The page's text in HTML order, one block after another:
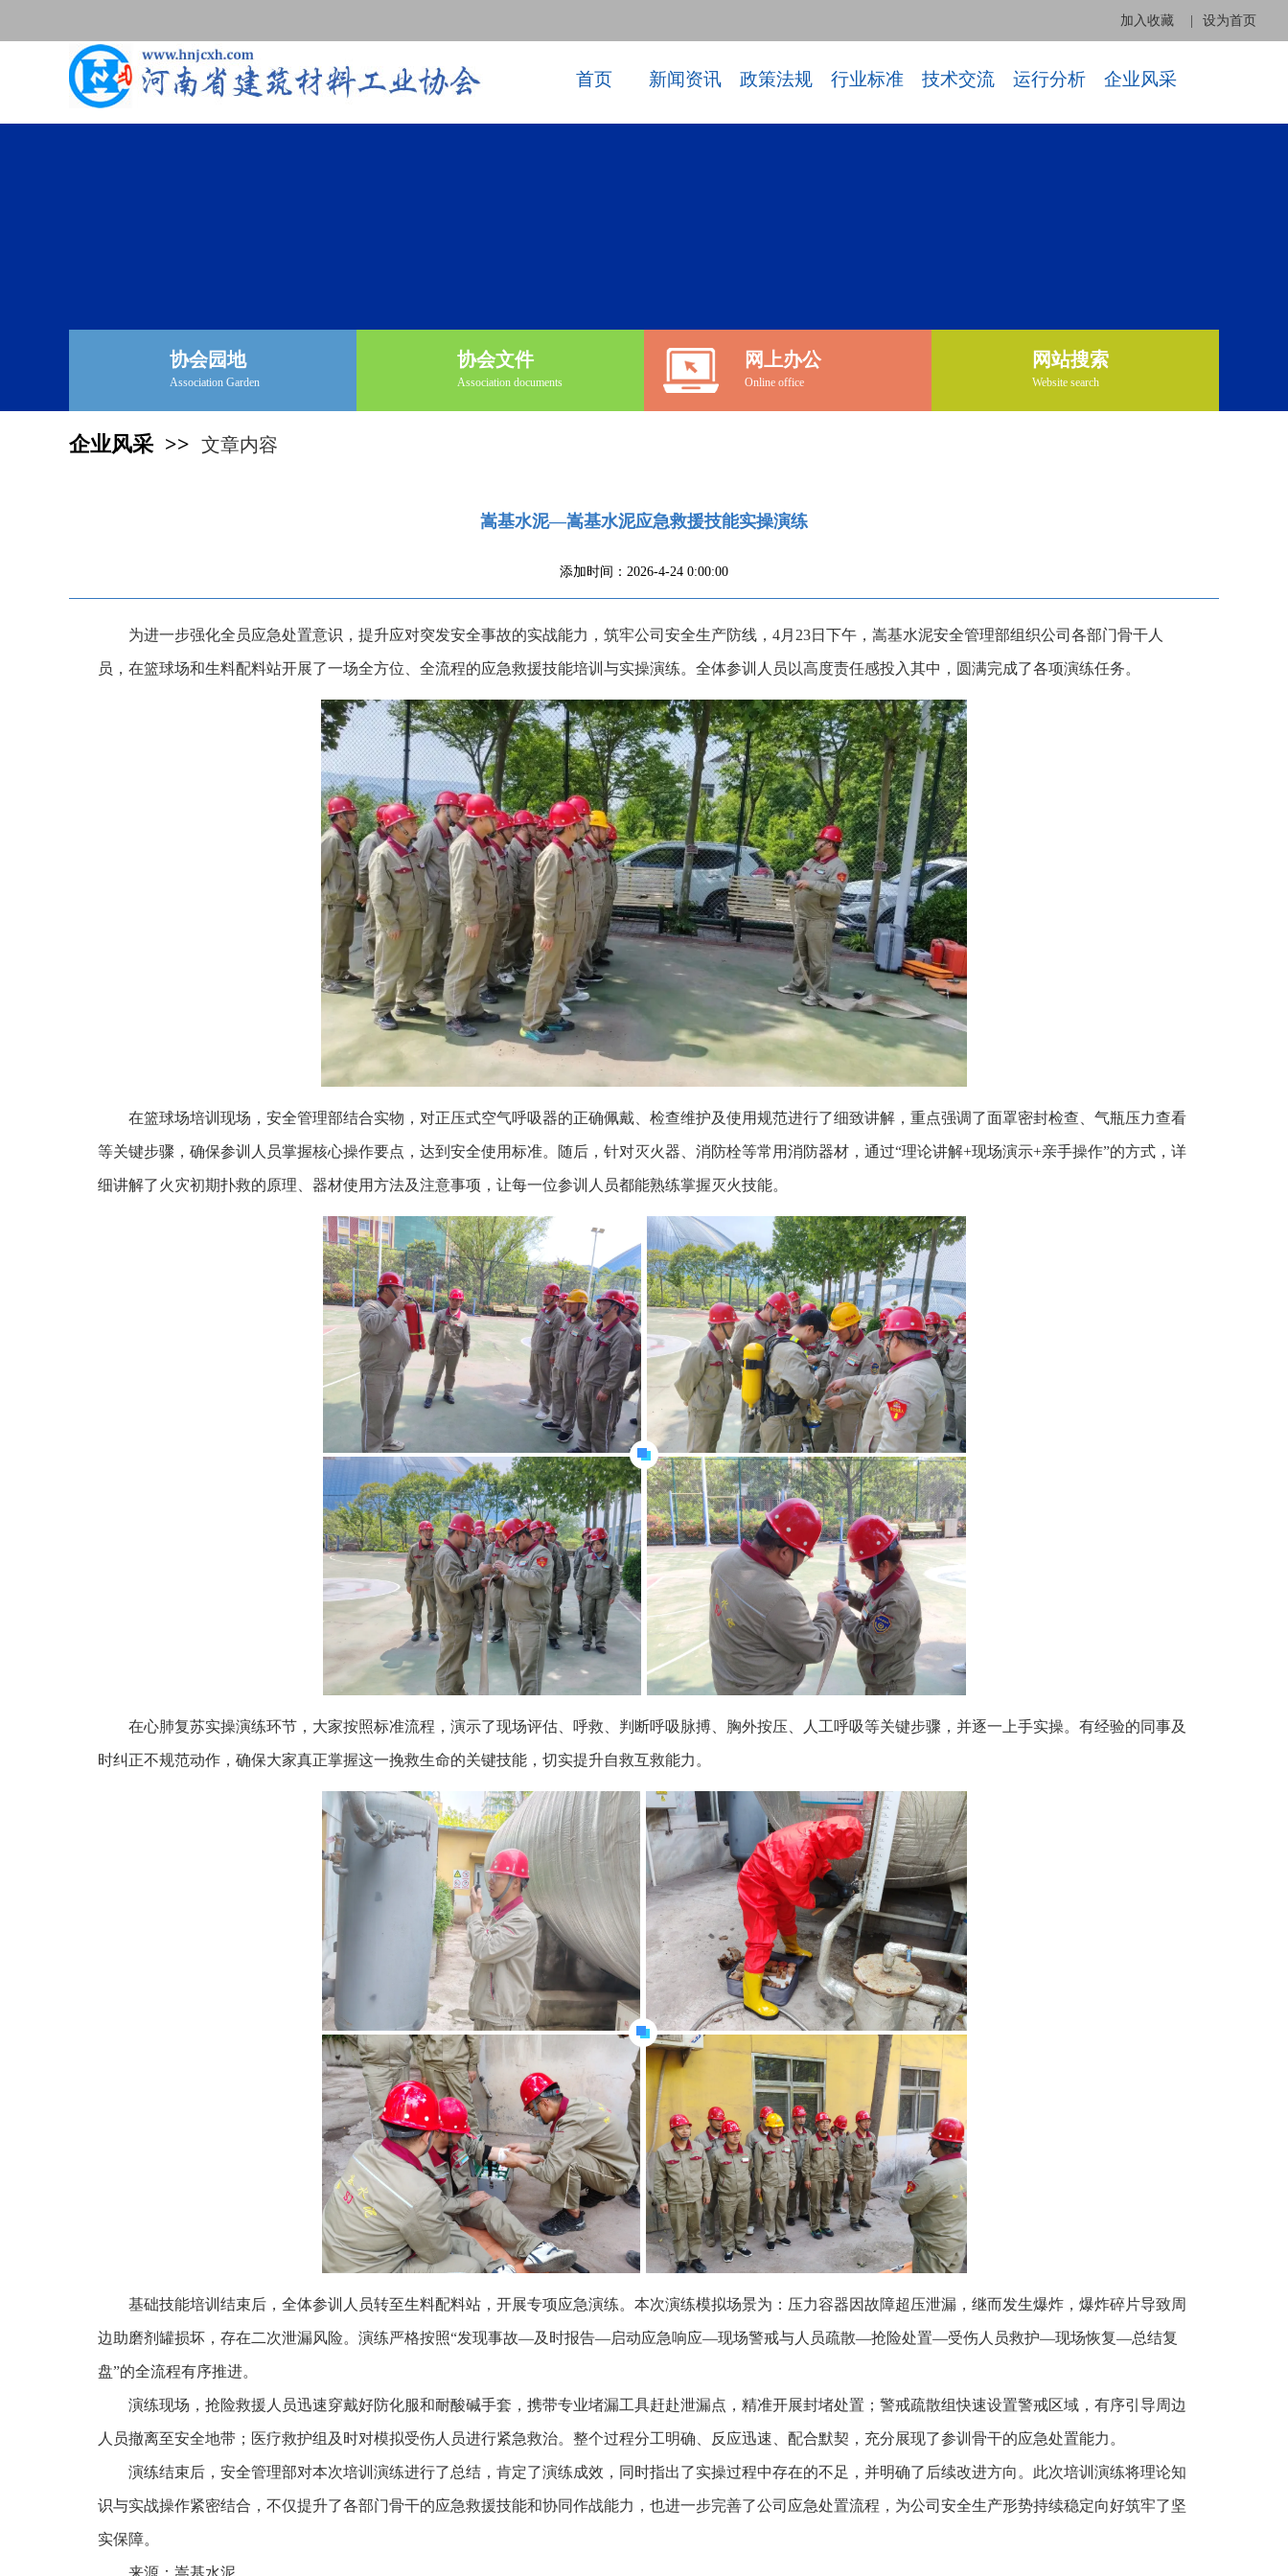
加入收藏 设为首页
首页 新闻资讯 政策法规 行业标准 技术交流 运行分析 企业风采
协会园地
Association Garden
协会文件
Association documents
网上办公
Online office
网站搜索
Website search
企业风采 >> 文章内容
嵩基水泥—嵩基水泥应急救援技能实操演练
添加时间：2026-4-24 0:00:00
为进一步强化全员应急处置意识，提升应对突发安全事故的实战能力，筑牢公司安全生产防线，4月23日下午，嵩基水泥安全管理部组织公司各部门骨干人
员，在篮球场和生料配料站开展了一场全方位、全流程的应急救援技能培训与实操演练。全体参训人员以高度责任感投入其中，圆满完成了各项演练任务。
在篮球场培训现场，安全管理部结合实物，对正压式空气呼吸器的正确佩戴、检查维护及使用规范进行了细致讲解，重点强调了面罩密封检查、气瓶压力查看
等关键步骤，确保参训人员掌握核心操作要点，达到安全使用标准。随后，针对灭火器、消防栓等常用消防器材，通过“理论讲解+现场演示+亲手操作”的方式，详
细讲解了火灾初期扑救的原理、器材使用方法及注意事项，让每一位参训人员都能熟练掌握灭火技能。
在心肺复苏实操演练环节，大家按照标准流程，演示了现场评估、呼救、判断呼吸脉搏、胸外按压、人工呼吸等关键步骤，并逐一上手实操。有经验的同事及
时纠正不规范动作，确保大家真正掌握这一挽救生命的关键技能，切实提升自救互救能力。
基础技能培训结束后，全体参训人员转至生料配料站，开展专项应急演练。本次演练模拟场景为：压力容器因故障超压泄漏，继而发生爆炸，爆炸碎片导致周
边助磨剂罐损坏，存在二次泄漏风险。演练严格按照“发现事故—及时报告—启动应急响应—现场警戒与人员疏散—抢险处置—受伤人员救护—现场恢复—总结复
盘”的全流程有序推进。
演练现场，抢险救援人员迅速穿戴好防化服和耐酸碱手套，携带专业堵漏工具赶赴泄漏点，精准开展封堵处置；警戒疏散组快速设置警戒区域，有序引导周边
人员撤离至安全地带；医疗救护组及时对模拟受伤人员进行紧急救治。整个过程分工明确、反应迅速、配合默契，充分展现了参训骨干的应急处置能力。
演练结束后，安全管理部对本次培训演练进行了总结，肯定了演练成效，同时指出了实操过程中存在的不足，并明确了后续改进方向。此次培训演练将理论知
识与实战操作紧密结合，不仅提升了各部门骨干的应急救援技能和协同作战能力，也进一步完善了公司应急处置流程，为公司安全生产形势持续稳定向好筑牢了坚
实保障。
来源：嵩基水泥